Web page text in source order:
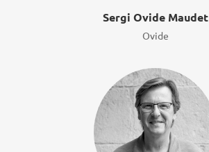
Sergi Ovide Maudet
Ovide